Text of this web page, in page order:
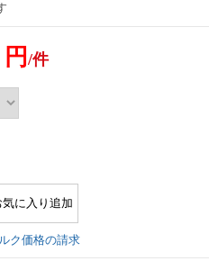
/件
気に入り追加
ク価格の請求